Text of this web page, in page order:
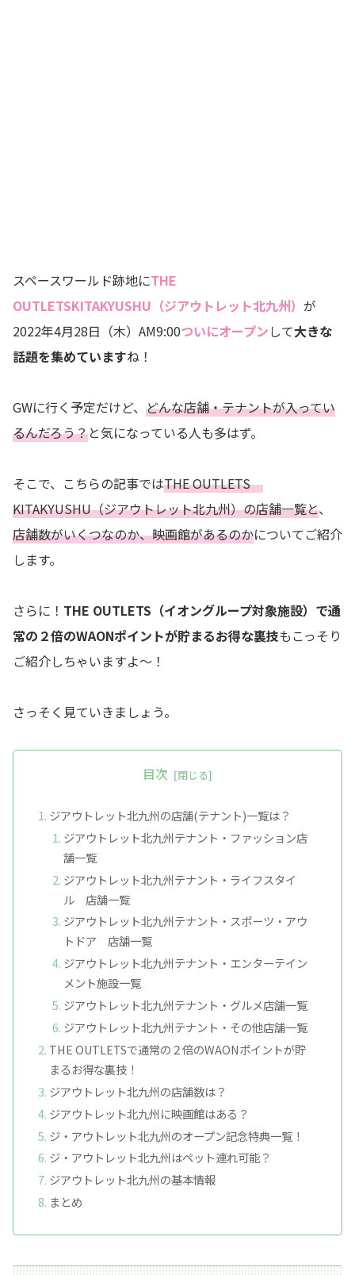
スペースワールド跡地にTHE
OUTLETSKITAKYUSHU（ジアウトレット北九州） が
2022年4月28日（木）AM9:00ついにオープンして大きな
話題を集めていますね！
GWに行く予定だけど、 どんな店舗・テナントが入ってい
るんだろう？と気になっている人も多はず。
そこで、こちらの記事ではTHE OUTLETS
KITAKYUSHU（ジアウトレット北九州）の店舗一覧と、
店舗数がいくつなのか、映画館があるのかについてご紹介
します。
さらに！ THE OUTLETS（イオングループ対象施設）で通
常の２倍のWAONポイントが貯まるお得な裏技もこっそり
ご紹介しちゃいますよ～！
さっそく見ていきましょう。
目次
ジアウトレット北九州の店舗(テナント)一覧は？
ジアウトレット北九州テナント・ファッション店
舗一覧
ジアウトレット北九州テナント・ライフスタイ
ル 店舗一覧
ジアウトレット北九州テナント・スポーツ・アウ
トドア 店舗一覧
ジアウトレット北九州テナント・エンターテイン
メント施設一覧
ジアウトレット北九州テナント・グルメ店舗一覧
ジアウトレット北九州テナント・その他店舗一覧
THE OUTLETSで通常の２倍のWAONポイントが貯
まるお得な裏技！
ジアウトレット北九州の店舗数は？
ジアウトレット北九州に映画館はある？
ジ・アウトレット北九州のオープン記念特典一覧！
ジ・アウトレット北九州はペット連れ可能？
ジアウトレット北九州の基本情報
まとめ